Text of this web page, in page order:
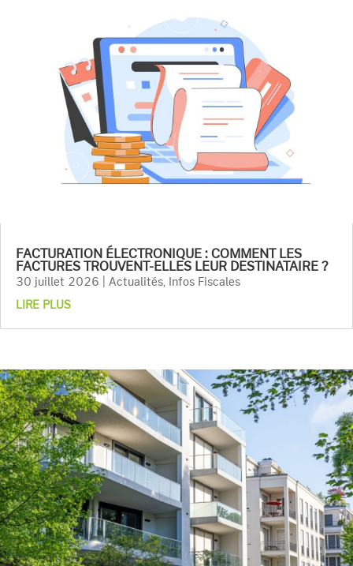
FACTURATION ÉLECTRONIQUE : COMMENT LES
FACTURES TROUVENT-ELLES LEUR DESTINATAIRE ?
30 juillet 2026 Actualités
Infos Fiscales
LIRE PLUS